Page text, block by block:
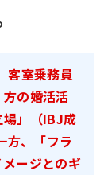
客室乗務員
方の婚活活
場」（IBJ成
方、「フラ
ージとのギ